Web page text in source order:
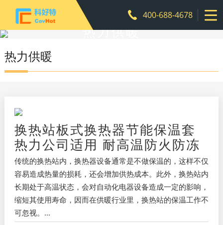
400-688-4678
热力供暖
热力供暖
换热站板式换热器节能保温套
热力公司适用 耐高温防火防冻
传统的换热站内，换热器设备通常是不做保温的，这样不仅
容易造成热量的损耗，还会增加供热成本。此外，换热站内
长期处于高温状态，会对自动化电器设备造成一定的影响，
缩短其使用寿命，因而在供暖行业里，换热站的保温工作不
可忽视。...